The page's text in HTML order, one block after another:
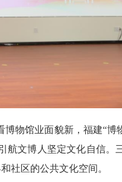
物馆业面貌新，福建“博
文博人坚定文化自信。
社区的公共文化空间。